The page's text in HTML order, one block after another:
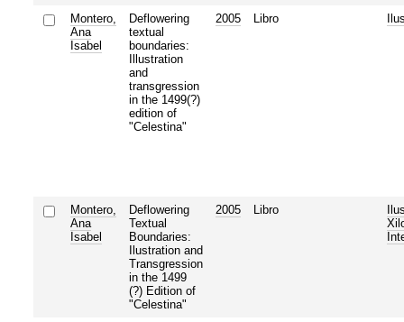
Montero,
Ana
Isabel
Deflowering
textual
boundaries:
Illustration
and
transgression
in the 1499(?)
edition of
"Celestina"
2005 Libro
Montero,
Ana
Isabel
Deflowering
Textual
Boundaries:
Ilustration and
Transgression
in the 1499
(?) Edition of
"Celestina"
2005 Libro